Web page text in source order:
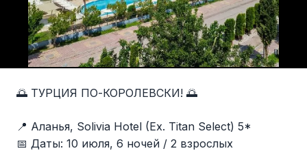
🌅 ТУРЦИЯ ПО-КОРОЛЕВСКИ! 🌅
📍 Аланья, Solivia Hotel (Ex. Titan Select) 5*
📅 Даты: 10 июля, 6 ночей / 2 взрослых